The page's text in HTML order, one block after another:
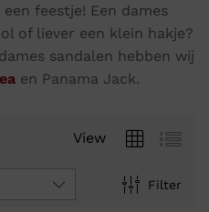
feestje! Een dames
of liever een klein hakje?
sandalen hebben wij
en Panama Jack.
View
Filter